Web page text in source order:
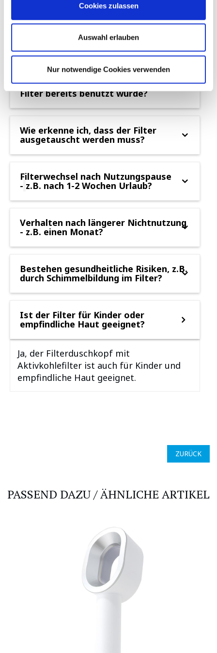
Cookies zulassen
Auswahl erlauben
Nur notwendige Cookies verwenden
FAQ
Ist eine Rückgabe möglich, wenn der
Filter bereits benutzt wurde?
Wie erkenne ich, dass der Filter
ausgetauscht werden muss?
Filterwechsel nach Nutzungspause
- z.B. nach 1-2 Wochen Urlaub?
Verhalten nach längerer Nichtnutzung
- z.B. einen Monat?
Bestehen gesundheitliche Risiken, z.B.
durch Schimmelbildung im Filter?
Ist der Filter für Kinder oder
empfindliche Haut geeignet?
Ja, der Filterduschkopf mit
Aktivkohlefilter ist auch für Kinder und
empfindliche Haut geeignet.
ZURÜCK
PASSEND DAZU / ÄHNLICHE ARTIKEL